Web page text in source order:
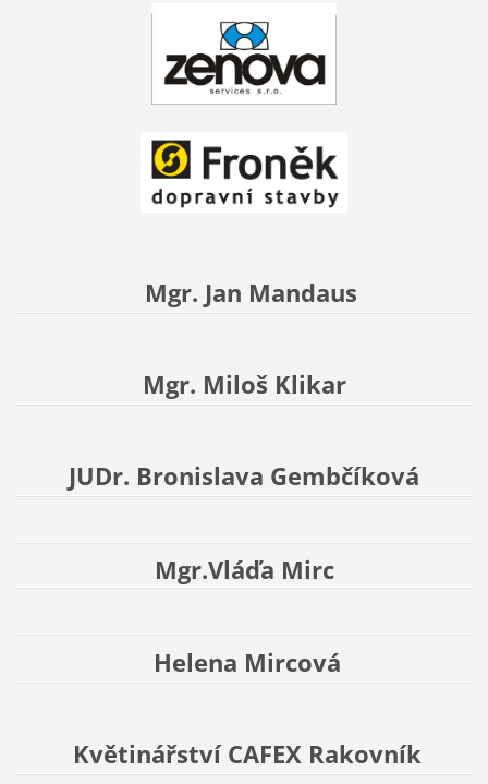
Mgr. Jan Mandaus
Mgr. Miloš Klikar
JUDr. Bronislava Gembčíková
Mgr.Vláďa Mirc
Helena Mircová
Květinářství CAFEX Rakovník